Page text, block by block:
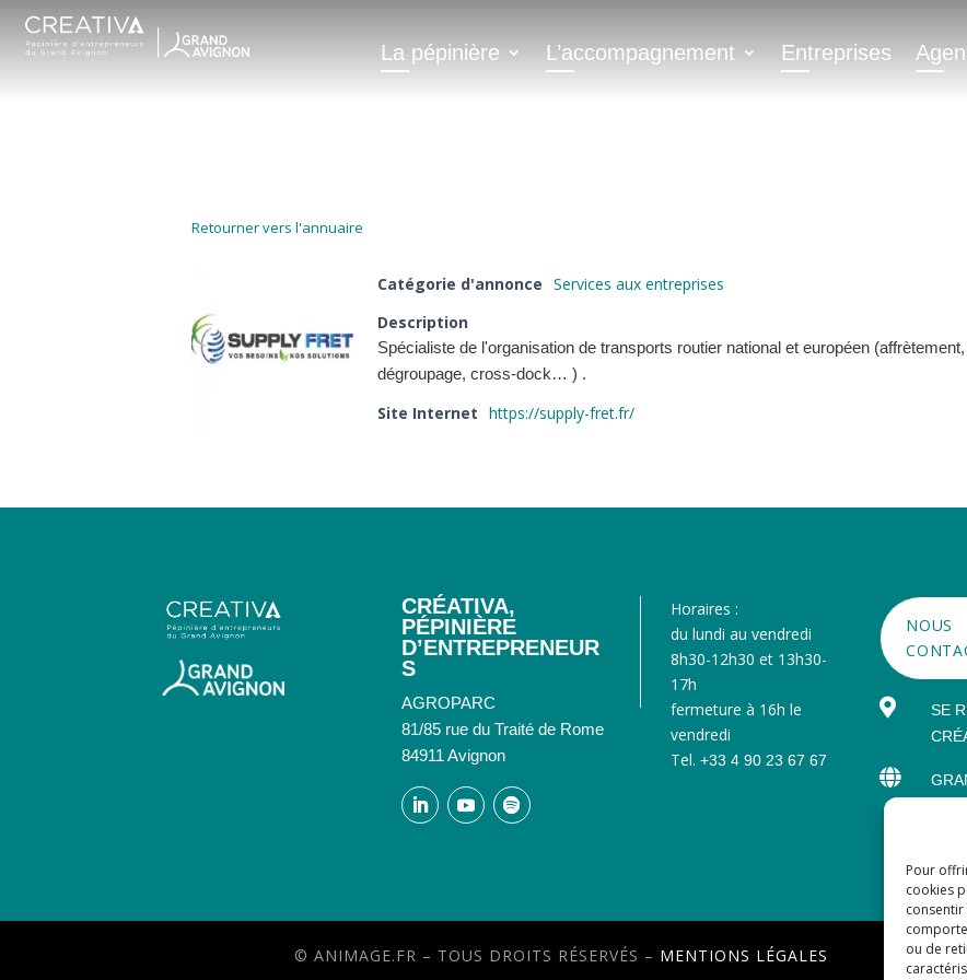
Pour
cookies
ou de
La pépinière L’accompagnement Entreprises
Retourner vers l'annuaire
Catégorie d'annonce Services aux entreprises
Description
Spécialiste de l'organisation de transports routier national et européen
dégroupage, cross-dock… ) .
Site Internet https://supply-fret.fr/
CRÉATIVA,
PÉPINIÈRE
D’ENTREPRENEUR
S
AGROPARC
81/85 rue du Traité de Rome
84911 Avignon
Horaires :
du lundi au vendredi
8h30-12h30 et 13h30-
17h
fermeture à 16h le
vendredi
Tel. +33 4 90 23 67 67
NOUS

SE

© ANIMAGE.FR – TOUS DROITS RÉSERVÉS – MENTIONS LÉGALES